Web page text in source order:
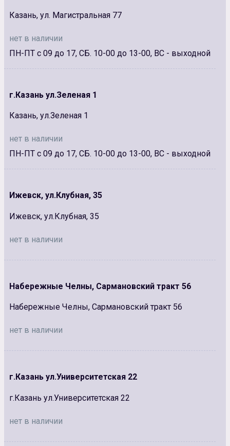
Казань, ул. Магистральная 77
нет в наличии
ПН-ПТ с 09 до 17, СБ. 10-00 до 13-00, ВС - выходной
г.Казань ул.Зеленая 1
Казань, ул.Зеленая 1
нет в наличии
ПН-ПТ с 09 до 17, СБ. 10-00 до 13-00, ВС - выходной
Ижевск, ул.Клубная, 35
Ижевск, ул.Клубная, 35
нет в наличии
Набережные Челны, Сармановский тракт 56
Набережные Челны, Сармановский тракт 56
нет в наличии
г.Казань ул.Университетская 22
г.Казань ул.Университетская 22
нет в наличии